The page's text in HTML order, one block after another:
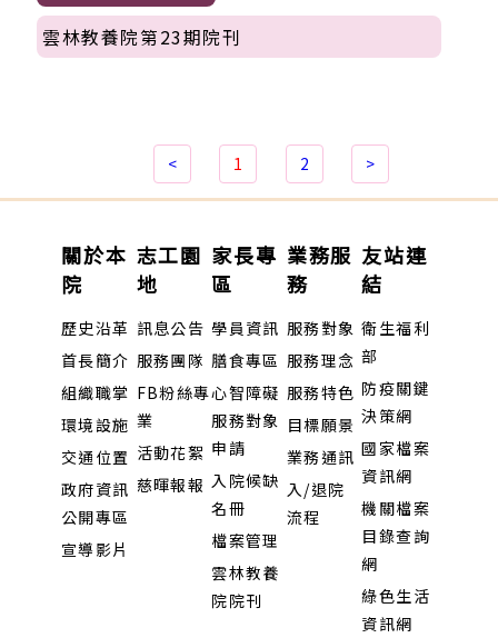
雲林教養院第23期院刊
< 1 2 >
關於本
院
歷史沿革
首長簡介
組織職掌
環境設施
交通位置
政府資訊
公開專區
宣導影片
志工園
地
訊息公告
服務團隊
FB粉絲專
業
活動花絮
慈暉報報
家長專
區
學員資訊
膳食專區
心智障礙
服務對象
申請
入院候缺
名冊
檔案管理
雲林教養
院院刊
業務服
務
服務對象
服務理念
服務特色
目標願景
業務通訊
入/退院
流程
友站連
結
衛生福利
部
防疫關鍵
決策網
國家檔案
資訊網
機關檔案
目錄查詢
網
綠色生活
資訊網